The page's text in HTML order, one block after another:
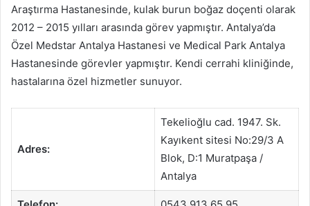
Araştırma Hastanesinde, kulak burun boğaz doçenti olarak
2012 – 2015 yılları arasında görev yapmıştır. Antalya’da
Özel Medstar Antalya Hastanesi ve Medical Park Antalya
Hastanesinde görevler yapmıştır. Kendi cerrahi kliniğinde,
hastalarına özel hizmetler sunuyor.
Adres:
Tekelioğlu cad. 1947. Sk.
Kayıkent sitesi No:29/3 A
Blok, D:1 Muratpaşa /
Antalya